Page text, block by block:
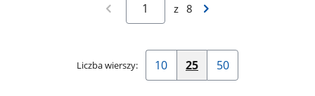
Poprzednia
strona
z 8
Następna
Liczba wierszy:
10
Pokaż
25
Pokaż
50
Pokaż